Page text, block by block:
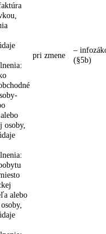
osoby,
alebo
pri zmene
–
(§5b)